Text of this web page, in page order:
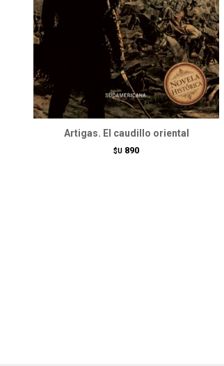
Artigas. El caudillo oriental
$U 890